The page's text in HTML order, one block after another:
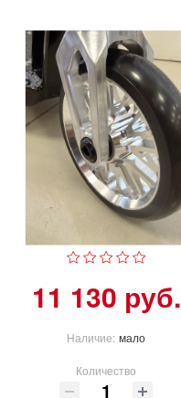
11 130 руб.
Наличие: мало
Количество